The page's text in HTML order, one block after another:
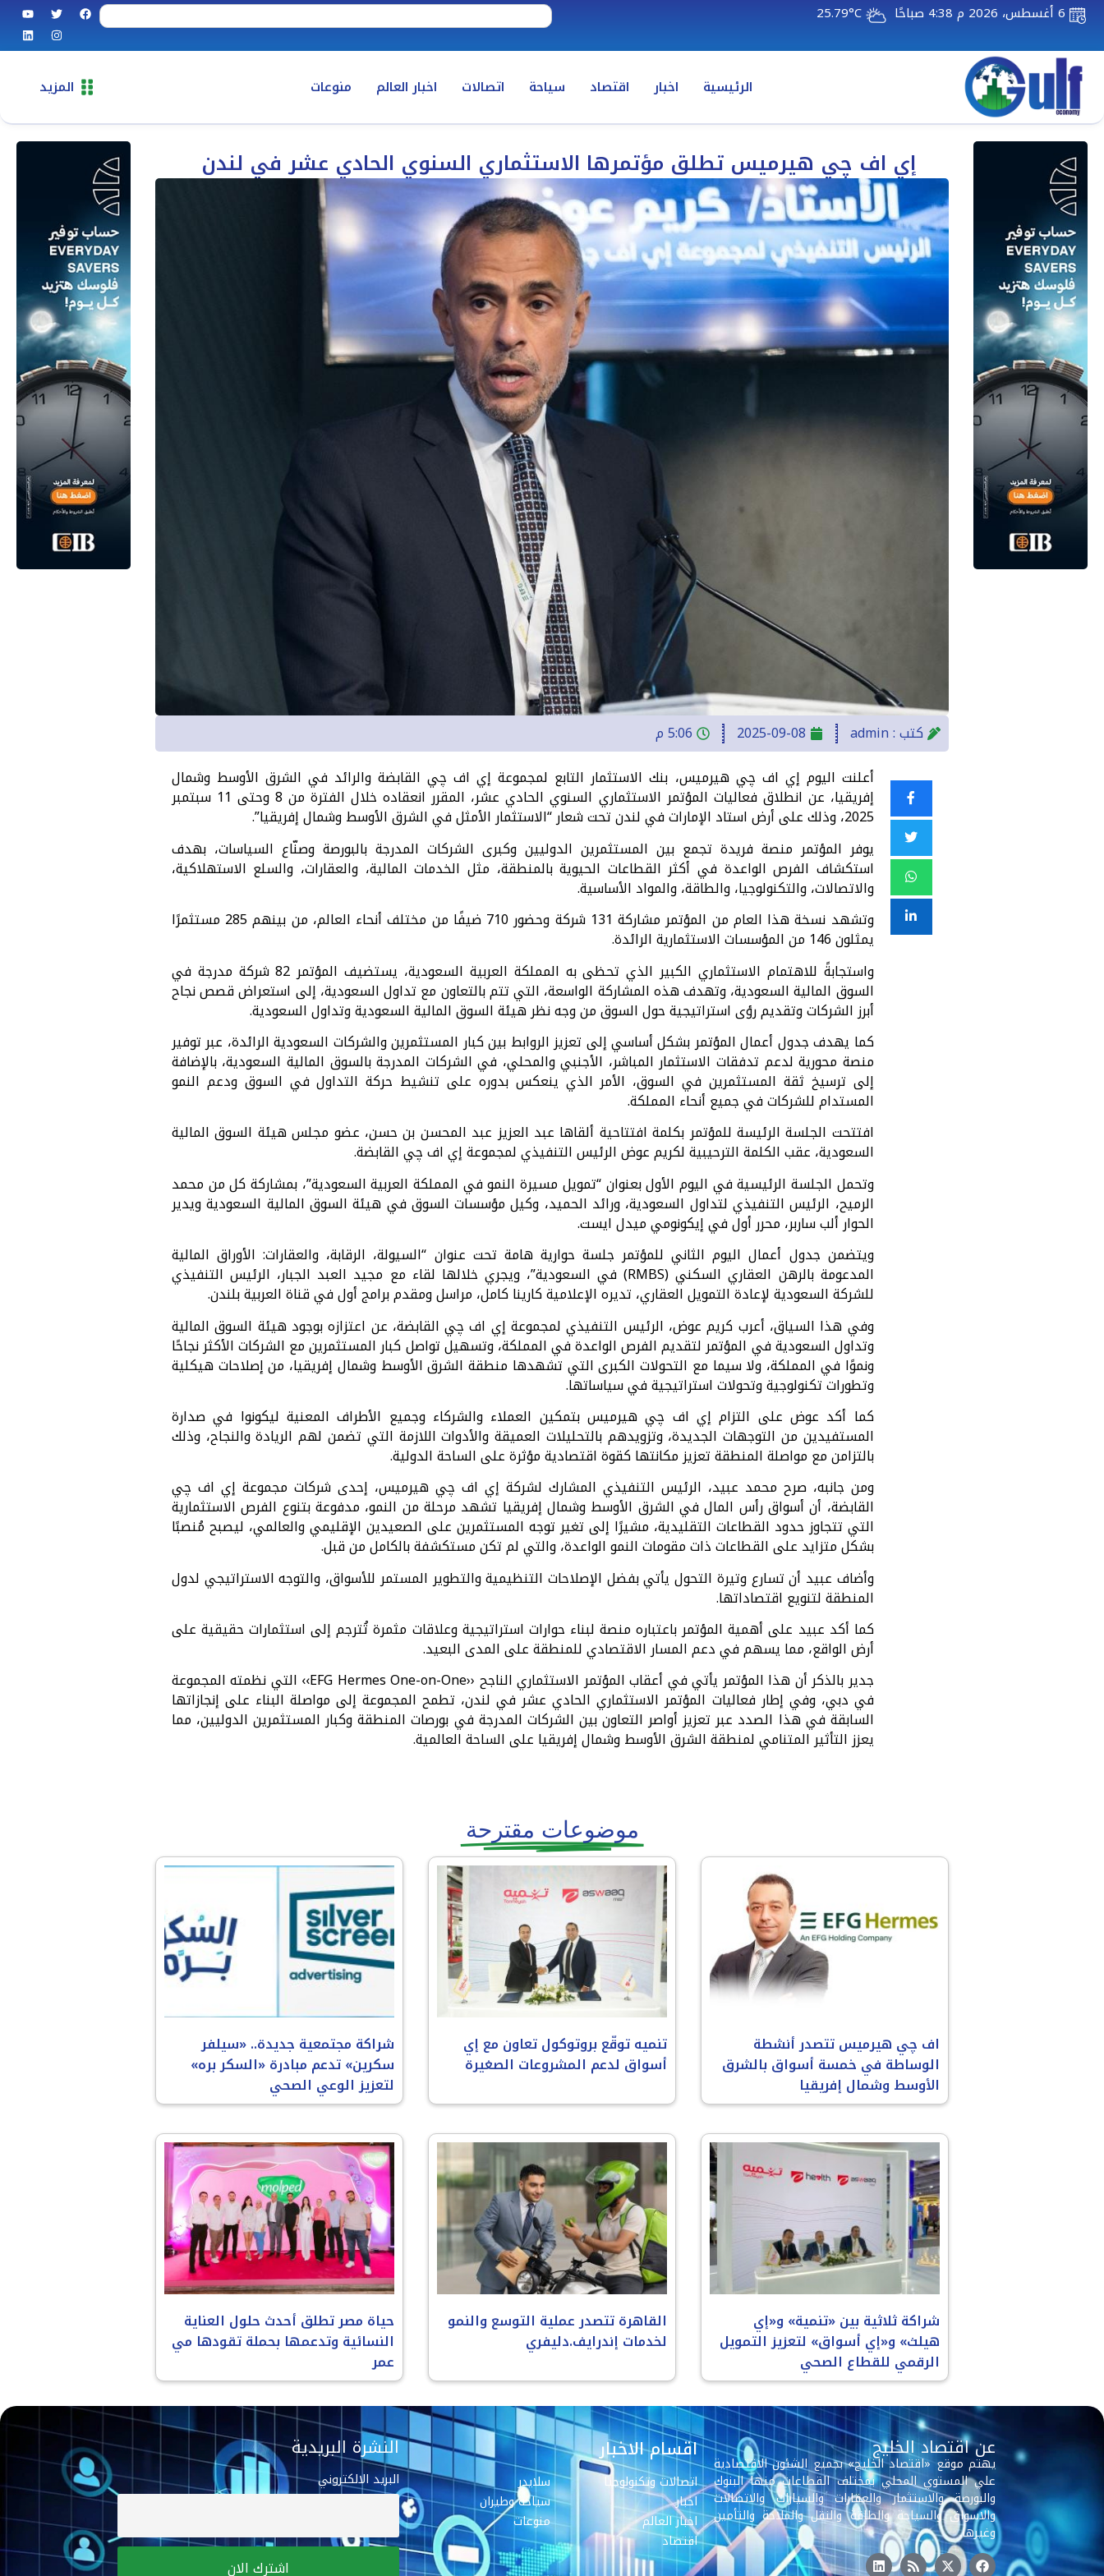
6 أغسطس، 2026 م 4:38 صباحًا 25.79°C
الرئيسية اخبار اقتصاد سياحة اتصالات اخبار العالم منوعات المزيد
إي اف چي هيرميس تطلق مؤتمرها الاستثماري السنوي الحادي عشر في لندن
كتب :admin
2025-09-08
5:06 م
أعلنت اليوم إي اف چي هيرميس، بنك الاستثمار التابع لمجموعة إي اف چي القابضة والرائد في الشرق الأوسط وشمال
إفريقيا، عن انطلاق فعاليات المؤتمر الاستثماري السنوي الحادي عشر، المقرر انعقاده خلال الفترة من 8 وحتى 11 سبتمبر
2025، وذلك على أرض استاد الإمارات في لندن تحت شعار “الاستثمار الأمثل في الشرق الأوسط وشمال إفريقيا”.
يوفر المؤتمر منصة فريدة تجمع بين المستثمرين الدوليين وكبرى الشركات المدرجة بالبورصة وصنّاع السياسات، بهدف
استكشاف الفرص الواعدة في أكثر القطاعات الحيوية بالمنطقة، مثل الخدمات المالية، والعقارات، والسلع الاستهلاكية،
والاتصالات، والتكنولوجيا، والطاقة، والمواد الأساسية.
وتشهد نسخة هذا العام من المؤتمر مشاركة 131 شركة وحضور 710 ضيفًا من مختلف أنحاء العالم، من بينهم 285 مستثمرًا
يمثلون 146 من المؤسسات الاستثمارية الرائدة.
واستجابةً للاهتمام الاستثماري الكبير الذي تحظى به المملكة العربية السعودية، يستضيف المؤتمر 82 شركة مدرجة في
السوق المالية السعودية، وتهدف هذه المشاركة الواسعة، التي تتم بالتعاون مع تداول السعودية، إلى استعراض قصص نجاح
أبرز الشركات وتقديم رؤى استراتيجية حول السوق من وجه نظر هيئة السوق المالية السعودية وتداول السعودية.
كما يهدف جدول أعمال المؤتمر بشكل أساسي إلى تعزيز الروابط بين كبار المستثمرين والشركات السعودية الرائدة، عبر توفير
منصة محورية لدعم تدفقات الاستثمار المباشر، الأجنبي والمحلي، في الشركات المدرجة بالسوق المالية السعودية، بالإضافة
إلى ترسيخ ثقة المستثمرين في السوق، الأمر الذي ينعكس بدوره على تنشيط حركة التداول في السوق ودعم النمو
المستدام للشركات في جميع أنحاء المملكة.
افتتحت الجلسة الرئيسة للمؤتمر بكلمة افتتاحية ألقاها عبد العزيز عبد المحسن بن حسن، عضو مجلس هيئة السوق المالية
السعودية، عقب الكلمة الترحيبية لكريم عوض الرئيس التنفيذي لمجموعة إي اف چي القابضة.
وتحمل الجلسة الرئيسية في اليوم الأول بعنوان “تمويل مسيرة النمو في المملكة العربية السعودية”، بمشاركة كل من محمد
الرميح، الرئيس التنفيذي لتداول السعودية، ورائد الحميد، وكيل مؤسسات السوق في هيئة السوق المالية السعودية ويدير
الحوار ألب ساربر، محرر أول في إيكونومي ميدل ايست.
ويتضمن جدول أعمال اليوم الثاني للمؤتمر جلسة حوارية هامة تحت عنوان “السيولة، الرقابة، والعقارات: الأوراق المالية
المدعومة بالرهن العقاري السكني (RMBS) في السعودية”، ويجري خلالها لقاء مع مجيد العبد الجبار، الرئيس التنفيذي
للشركة السعودية لإعادة التمويل العقاري، تديره الإعلامية كارينا كامل، مراسل ومقدم برامج أول في قناة العربية بلندن.
وفي هذا السياق، أعرب كريم عوض، الرئيس التنفيذي لمجموعة إي اف چي القابضة، عن اعتزازه بوجود هيئة السوق المالية
وتداول السعودية في المؤتمر لتقديم الفرص الواعدة في المملكة، وتسهيل تواصل كبار المستثمرين مع الشركات الأكثر نجاحًا
ونموًا في المملكة، ولا سيما مع التحولات الكبرى التي تشهدها منطقة الشرق الأوسط وشمال إفريقيا، من إصلاحات هيكلية
وتطورات تكنولوجية وتحولات استراتيجية في سياساتها.
كما أكد عوض على التزام إي اف چي هيرميس بتمكين العملاء والشركاء وجميع الأطراف المعنية ليكونوا في صدارة
المستفيدين من التوجهات الجديدة، وتزويدهم بالتحليلات العميقة والأدوات اللازمة التي تضمن لهم الريادة والنجاح، وذلك
بالتزامن مع مواصلة المنطقة تعزيز مكانتها كقوة اقتصادية مؤثرة على الساحة الدولية.
ومن جانبه، صرح محمد عبيد، الرئيس التنفيذي المشارك لشركة إي اف چي هيرميس، إحدى شركات مجموعة إي اف چي
القابضة، أن أسواق رأس المال في الشرق الأوسط وشمال إفريقيا تشهد مرحلة من النمو، مدفوعة بتنوع الفرص الاستثمارية
التي تتجاوز حدود القطاعات التقليدية، مشيرًا إلى تغير توجه المستثمرين على الصعيدين الإقليمي والعالمي، ليصبح مُنصبًا
بشكل متزايد على القطاعات ذات مقومات النمو الواعدة، والتي لم تكن مستكشفة بالكامل من قبل.
وأضاف عبيد أن تسارع وتيرة التحول يأتي بفضل الإصلاحات التنظيمية والتطوير المستمر للأسواق، والتوجه الاستراتيجي لدول
المنطقة لتنويع اقتصاداتها.
كما أكد عبيد على أهمية المؤتمر باعتباره منصة لبناء حوارات استراتيجية وعلاقات مثمرة تُترجم إلى استثمارات حقيقية على
أرض الواقع، مما يسهم في دعم المسار الاقتصادي للمنطقة على المدى البعيد.
جدير بالذكر أن هذا المؤتمر يأتي في أعقاب المؤتمر الاستثماري الناجح ‹‹EFG Hermes One-on-One›› التي نظمته المجموعة
في دبي، وفي إطار فعاليات المؤتمر الاستثماري الحادي عشر في لندن، تطمح المجموعة إلى مواصلة البناء على إنجازاتها
السابقة في هذا الصدد عبر تعزيز أواصر التعاون بين الشركات المدرجة في بورصات المنطقة وكبار المستثمرين الدوليين، مما
يعزز التأثير المتنامي لمنطقة الشرق الأوسط وشمال إفريقيا على الساحة العالمية.
موضوعات مقترحة
اف چي هيرميس تتصدر أنشطة
الوساطة في خمسة أسواق بالشرق
الأوسط وشمال إفريقيا
تنميه توقّع بروتوكول تعاون مع إي
أسواق لدعم المشروعات الصغيرة
شراكة مجتمعية جديدة.. «سيلفر
سكرين» تدعم مبادرة «السكر بره»
لتعزيز الوعي الصحي
شراكة ثلاثية بين «تنمية» و«إي
هيلث» و«إي أسواق» لتعزيز التمويل
الرقمي للقطاع الصحي
القاهرة تتصدر عملية التوسع والنمو
لخدمات إندرايف.دليفري
حياة مصر تطلق أحدث حلول العناية
النسائية وتدعمها بحملة تقودها مي
عمر
عن اقتصاد الخليج
يهتم موقع «اقتصاد الخليج» بجميع الشئون الاقتصادية
علي المستوي المحلي بمختلف القطاعات منها البنوك
والبورصة والاستثمار والعقارات والسيارات والاتصالات
والاسواق والسياحة والطاقة والنقل والملاحة والتأمين
وغيرها.
اقسام الاخبار
اتصالات وتكنولوجيا
اخبار
اخبار العالم
اقتصاد
سلايدر
سياحة وطيران
منوعات
النشرة البريدية
البريد الالكتروني